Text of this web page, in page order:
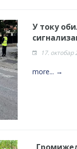
У току
17. октобар
more... →